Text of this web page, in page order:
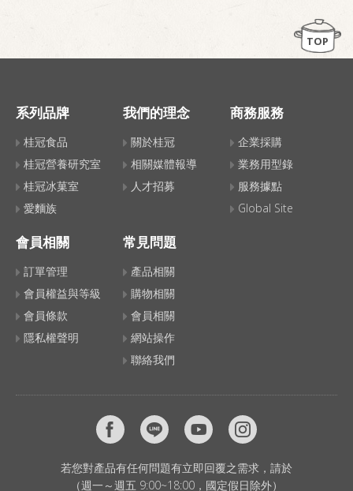
TOP
系列品牌
桂冠食品
桂冠營養研究室
桂冠冰菓室
愛麵族
我們的理念
關於桂冠
相關媒體報導
人才招募
商務服務
企業採購
業務用型錄
服務據點
Global Site
會員相關
訂單管理
會員權益與等級
會員條款
隱私權聲明
常見問題
產品相關
購物相關
會員相關
網站操作
聯絡我們
若您對產品有任何問題有立即回覆之需求，請於
（週一～週五 9:00~18:00，國定假日除外）